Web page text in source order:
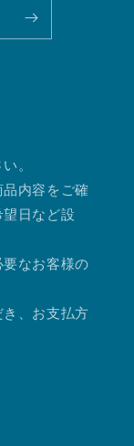
。
内容をご確
日など設
要なお客様の
、お支払方